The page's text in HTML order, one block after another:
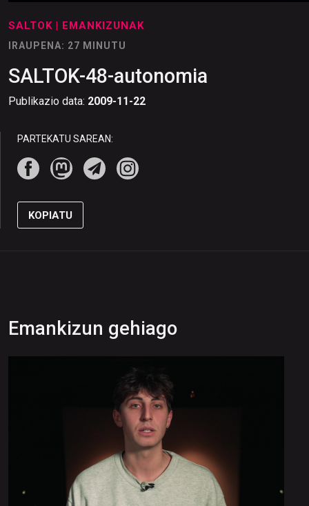
SALTOK | EMANKIZUNAK
IRAUPENA: 27 MINUTU
SALTOK-48-autonomia
Publikazio data: 2009-11-22
PARTEKATU SAREAN:
KOPIATU
Emankizun gehiago